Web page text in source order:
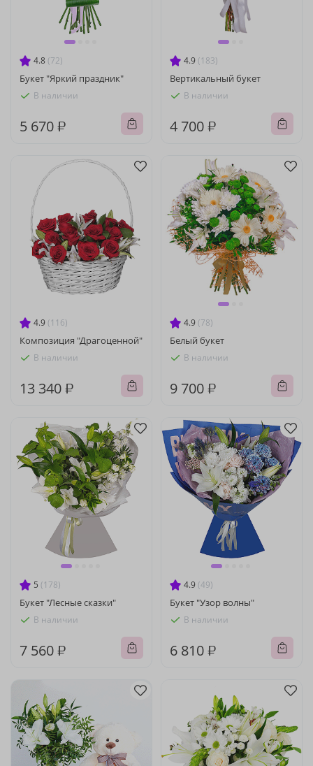
4.8 (72)
Букет "Яркий праздник"
В наличии
5 670 ₽
4.9 (183)
Вертикальный букет
В наличии
4 700 ₽
4.9 (116)
Композиция "Драгоценной"
В наличии
13 340 ₽
4.9 (78)
Белый букет
В наличии
9 700 ₽
5 (178)
Букет "Лесные сказки"
В наличии
7 560 ₽
4.9 (49)
Букет "Узор волны"
В наличии
6 810 ₽